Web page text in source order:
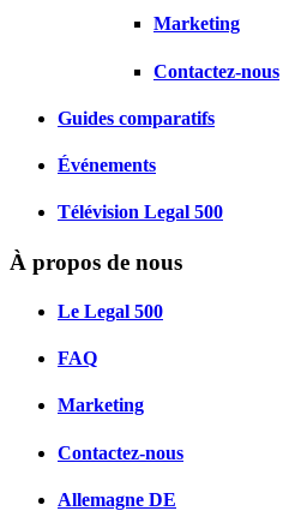
Marketing
Contactez-nous
Guides comparatifs
Événements
Télévision Legal 500
À propos de nous
Le Legal 500
FAQ
Marketing
Contactez-nous
Allemagne DE